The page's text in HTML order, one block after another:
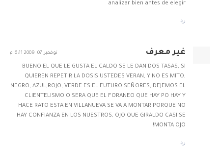
analizar bien antes de elegir
رد
غير معرف نوفمبر 07, 2009 6:11 م
BUENO EL QUE LE GUSTA EL CALDO SE LE DAN DOS TASAS, SI
QUIEREN REPETIR LA DOSIS USTEDES VERAN, Y NO ES MITO,
NEGRO, AZUL,ROJO, VERDE ES EL FUTURO SEÑORES, DEJEMOS EL
CLIENTELISMO O SERA QUE EL FORANEO QUE HAY PO HAY Y
HACE RATO ESTA EN VILLANUEVA SE VA A MONTAR PORQUE NO
HAY CONFIANZA EN LOS NUESTROS, OJO QUE GIRALDO CASI SE
MONTA OJO!
رد